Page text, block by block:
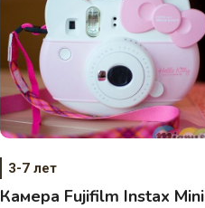
3-7 лет
Камера Fujifilm Instax Mini